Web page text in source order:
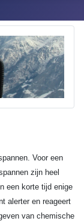
Voor een
zijn heel
een korte tijd enige
alerter en reageert
van chemische